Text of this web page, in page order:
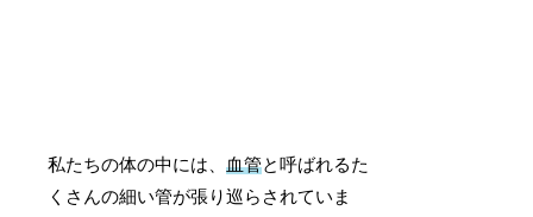
私たちの体の中には、血管と呼ばれるた
くさんの細い管が張り巡らされていま